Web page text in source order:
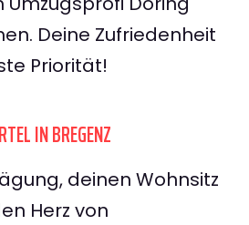
Deine Zufriedenheit
Priorität!
IN BREGENZ
deinen Wohnsitz
Herz von